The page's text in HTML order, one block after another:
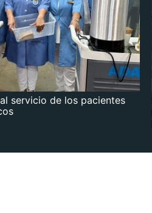
servicio de los pacientes